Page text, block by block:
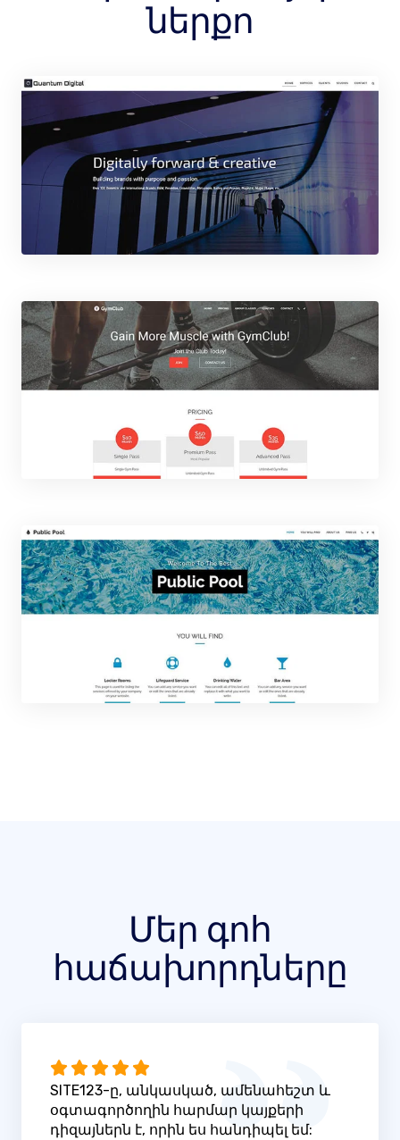
ներքո
Մեր գոհ
հաճախորդները
SITE123-ը, անկասկած, ամենահեշտ և
օգտագործողին հարմար կայքերի
դիզայներն է, որին ես հանդիպել եմ: